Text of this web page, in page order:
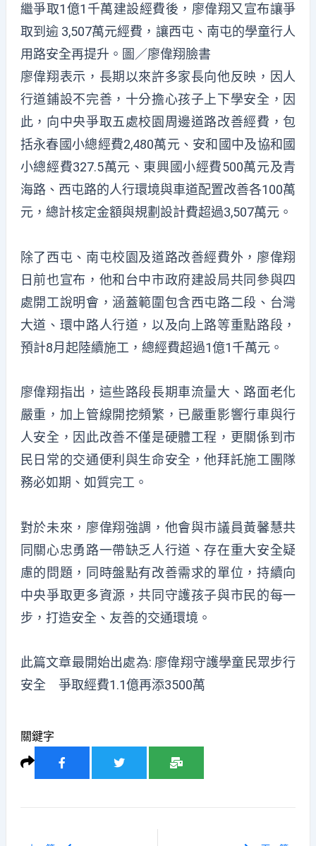
繼爭取1億1千萬建設經費後，廖偉翔又宣布讓爭
取到逾 3,507萬元經費，讓西屯、南屯的學童行人
用路安全再提升。圖／廖偉翔臉書
廖偉翔表示，長期以來許多家長向他反映，因人
行道鋪設不完善，十分擔心孩子上下學安全，因
此，向中央爭取五處校園周邊道路改善經費，包
括永春國小總經費2,480萬元、安和國中及協和國
小總經費327.5萬元、東興國小經費500萬元及青
海路、西屯路的人行環境與車道配置改善各100萬
元，總計核定金額與規劃設計費超過3,507萬元。
除了西屯、南屯校園及道路改善經費外，廖偉翔
日前也宣布，他和台中市政府建設局共同參與四
處開工說明會，涵蓋範圍包含西屯路二段、台灣
大道、環中路人行道，以及向上路等重點路段，
預計8月起陸續施工，總經費超過1億1千萬元。
廖偉翔指出，這些路段長期車流量大、路面老化
嚴重，加上管線開挖頻繁，已嚴重影響行車與行
人安全，因此改善不僅是硬體工程，更關係到市
民日常的交通便利與生命安全，他拜託施工團隊
務必如期、如質完工。
對於未來，廖偉翔強調，他會與市議員黃馨慧共
同關心忠勇路一帶缺乏人行道、存在重大安全疑
慮的問題，同時盤點有改善需求的單位，持續向
中央爭取更多資源，共同守護孩子與市民的每一
步，打造安全、友善的交通環境。
此篇文章最開始出處為: 廖偉翔守護學童民眾步行
安全 爭取經費1.1億再添3500萬
關鍵字